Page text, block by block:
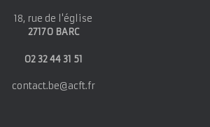
18, rue de l'église
27170 BARC
02 32 44 31 51
contact.be@acft.fr